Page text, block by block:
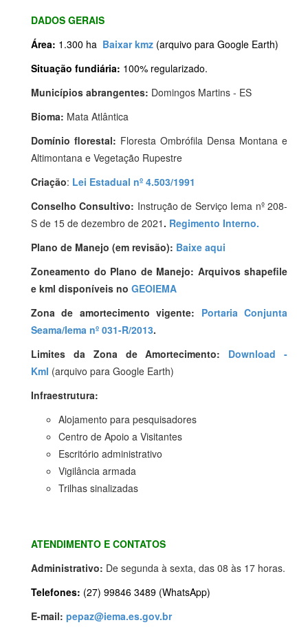
DADOS GERAIS
Área: 1.300 ha Baixar kmz (arquivo para Google Earth)
Situação fundiária: 100% regularizado.
Municípios abrangentes: Domingos Martins - ES
Bioma: Mata Atlântica
Domínio florestal: Floresta Ombrófila Densa Montana e
Altimontana e Vegetação Rupestre
Criação: Lei Estadual nº 4.503/1991
Conselho Consultivo: Instrução de Serviço Iema nº 208-
S de 15 de dezembro de 2021 . Regimento Interno.
Plano de Manejo (em revisão): Baixe aqui
Zoneamento do Plano de Manejo: Arquivos shapefile
e kml disponíveis no GEOIEMA
Zona de amortecimento vigente: Portaria Conjunta
Seama/Iema nº 031-R/2013.
Limites da Zona de Amortecimento: Download -
Kml (arquivo para Google Earth)
Infraestrutura:
Alojamento para pesquisadores
Centro de Apoio a Visitantes
Escritório administrativo
Vigilância armada
Trilhas sinalizadas
ATENDIMENTO E CONTATOS
Administrativo: De segunda à sexta, das 08 às 17 horas.
Telefones: (27) 99846 3489 (WhatsApp)
E-mail: pepaz@iema.es.gov.br